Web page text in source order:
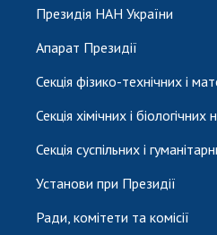
Президія НАН України
Апарат Президії
Секція фізико-технічних і
Секція хімічних і біологічних
Секція суспільних і
Установи при Президії
Ради, комітети та комісії